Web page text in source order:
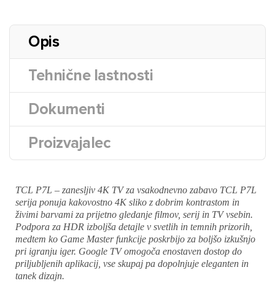
Opis
Tehnične lastnosti
Dokumenti
Proizvajalec
TCL P7L – zanesljiv 4K TV za vsakodnevno zabavo TCL P7L
serija ponuja kakovostno 4K sliko z dobrim kontrastom in
živimi barvami za prijetno gledanje filmov, serij in TV vsebin.
Podpora za HDR izboljša detajle v svetlih in temnih prizorih,
medtem ko Game Master funkcije poskrbijo za boljšo izkušnjo
pri igranju iger. Google TV omogoča enostaven dostop do
priljubljenih aplikacij, vse skupaj pa dopolnjuje eleganten in
tanek dizajn.